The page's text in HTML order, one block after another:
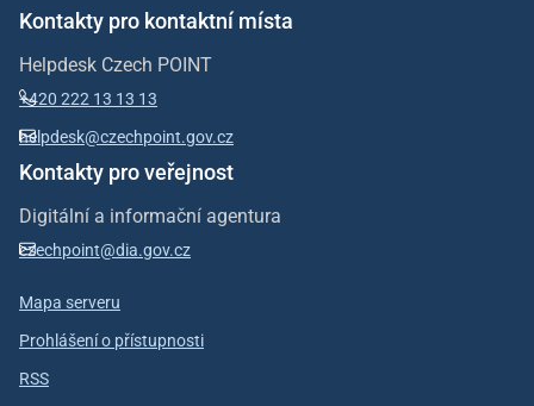
Kontakty pro kontaktní místa
Helpdesk Czech POINT
+420 222 13 13 13
helpdesk@czechpoint.gov.cz
Kontakty pro veřejnost
Digitální a informační agentura
czechpoint@dia.gov.cz
Mapa serveru
Prohlášení o přístupnosti
RSS